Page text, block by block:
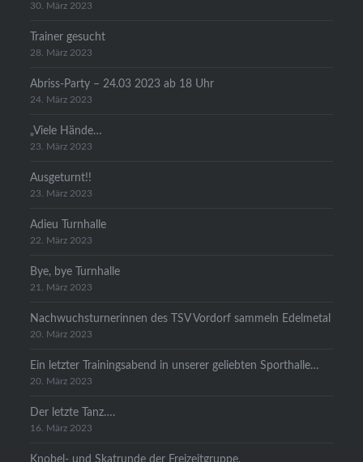
30. März 2023
Trainer gesucht
28. März 2023
Abriss-Party – 24.03 2023 ab 18 Uhr
24. März 2023
„Viele Hände…
23. März 2023
Ausgeturnt!!
23. März 2023
Adieu Turnhalle
22. März 2023
Bye, bye Turnhalle
21. März 2023
Nachwuchsturnerinnen des TSV Vordorf sammeln Edelmetal
20. März 2023
Ein letzter Trainingsabend in unserer geliebten Sporthalle…
20. März 2023
Der letzte Tanz….
16. März 2023
Knobel- und Skatrunde der Freizeitgruppe,